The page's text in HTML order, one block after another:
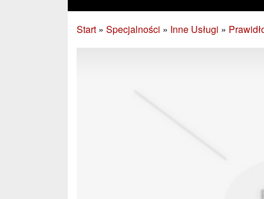
Start » Specjalności » Inne Usługi »